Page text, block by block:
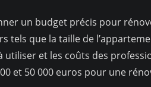
un budget précis pour
tels que la taille de
utiliser et les coûts des
et 50 000 euros pour une